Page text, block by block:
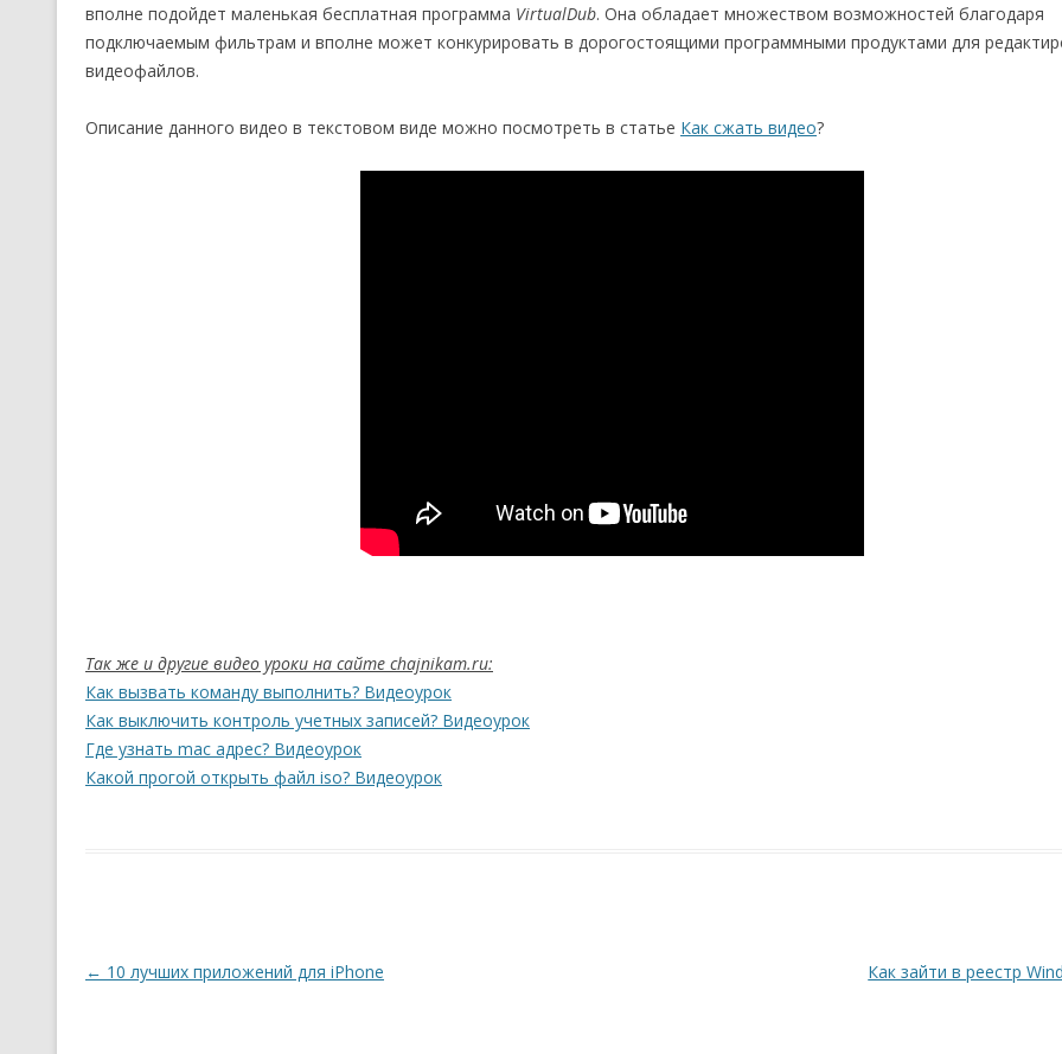
вполне подойдет маленькая бесплатная программа VirtualDub. Она обладает множеством возможностей благодаря
подключаемым фильтрам и вполне может конкурировать в дорогостоящими программными продуктами для
видеофайлов.
Описание данного видео в текстовом виде можно посмотреть в статье Как сжать видео?
Так же и другие видео уроки на сайте chajnikam.ru:
Как вызвать команду выполнить? Видеоурок
Как выключить контроль учетных записей? Видеоурок
Где узнать mac адрес? Видеоурок
Какой прогой открыть файл iso? Видеоурок
Навигация по записям
← 10 лучших приложений для iPhone Как зайти в реестр